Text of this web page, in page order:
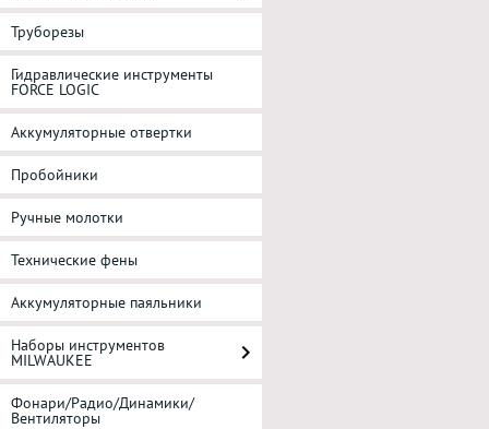
Труборезы
Гидравлические инструменты
FORCE LOGIC
Аккумуляторные отвертки
Пробойники
Ручные молотки
Технические фены
Аккумуляторные паяльники
Наборы инструментов
MILWAUKEE
Фонари/Радио/Динамики/
Вентиляторы